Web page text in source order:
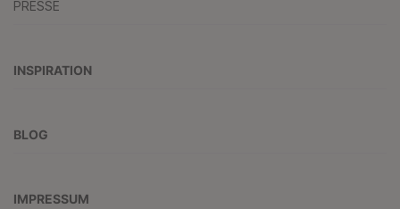
PRESSE
INSPIRATION
BLOG
IMPRESSUM